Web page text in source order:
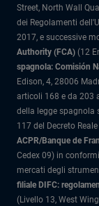
Street, North Wall
dei Regolamenti
2017, e successive
Authority (FCA) (12
spagnola: Comisión
Edison, 4, 28006
articoli 168 e da 203
della legge spagnola
117 del Decreto
ACPR/Banque de
Cedex 09) in
mercati degli
filiale DIFC:
(Livello 13, West